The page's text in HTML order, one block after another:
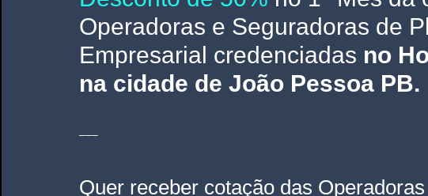
Operadoras e Seguradoras de
Empresarial credenciadas no
na cidade de João Pessoa PB.
___
Quer receber cotação das